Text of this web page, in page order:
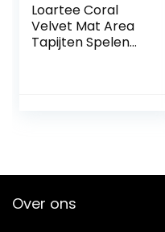
Loartee Coral
Velvet Mat Area
Tapijten Spelen
Over ons